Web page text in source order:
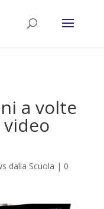
a volte
dalla Scuola | 0